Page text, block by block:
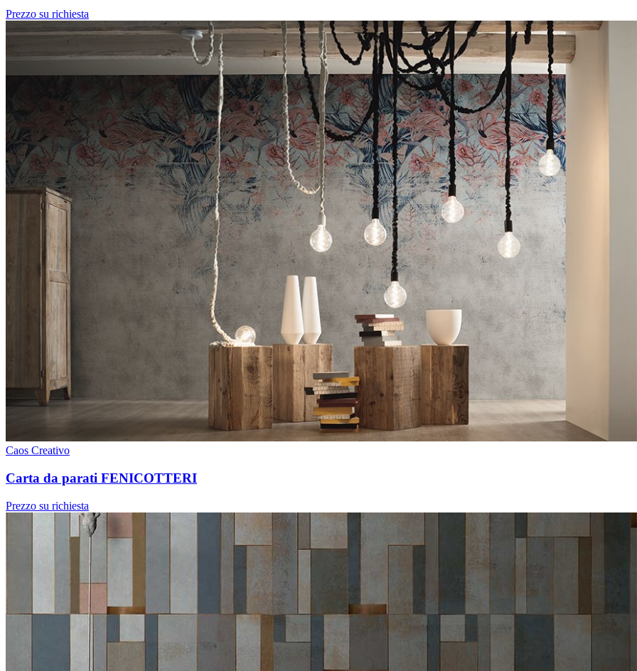
Prezzo su richiesta
Caos Creativo
Carta da parati FENICOTTERI
Prezzo su richiesta